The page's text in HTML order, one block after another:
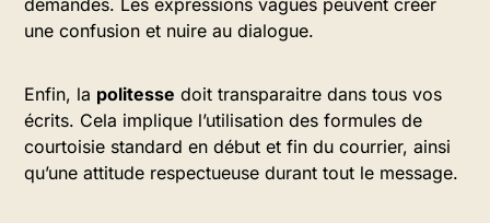
demandes. Les expressions vagues peuvent créer
une confusion et nuire au dialogue.
Enfin, la politesse doit transparaitre dans tous vos
écrits. Cela implique l’utilisation des formules de
courtoisie standard en début et fin du courrier, ainsi
qu’une attitude respectueuse durant tout le message.